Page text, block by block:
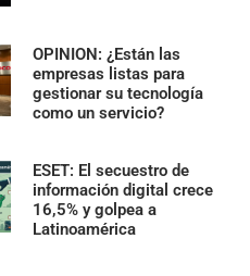
OPINION: ¿Están las
empresas listas para
gestionar su tecnología
como un servicio?
ESET: El secuestro de
información digital crece
16,5% y golpea a
Latinoamérica